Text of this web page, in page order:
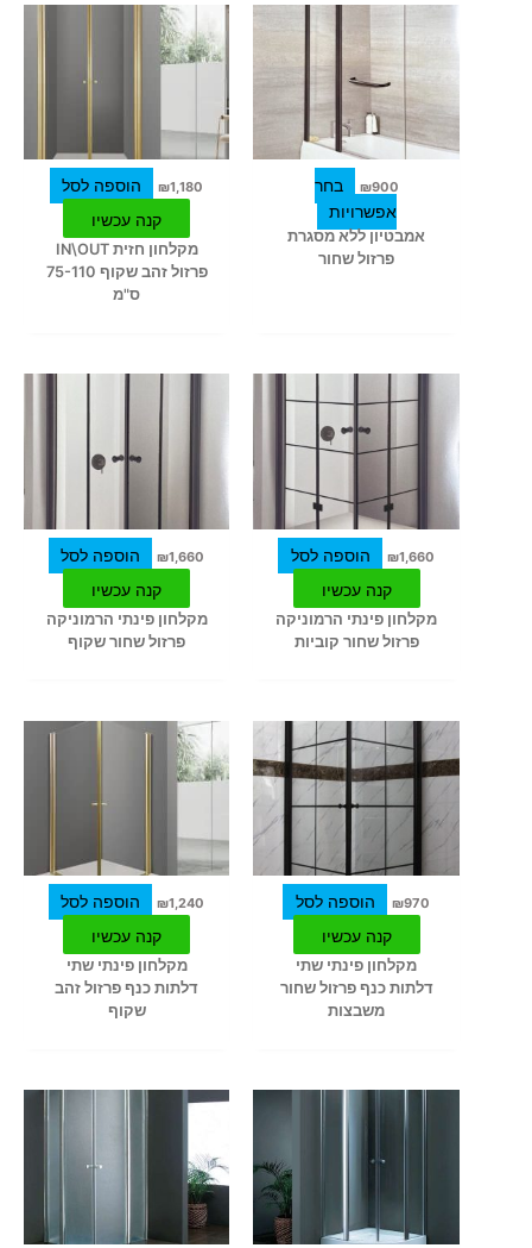
₪900
בחר
אפשרויות
ניתן
לבחור
את
האפשרויות
אמבטיון ללא מסגרת
פרזול שחור
₪1,180
הוספה לסל
קנה עכשיו
מקלחון חזית IN\OUT
פרזול זהב שקוף 75-110
ס"מ
₪1,660
הוספה לסל
קנה עכשיו
מקלחון פינתי הרמוניקה
פרזול שחור קוביות
₪1,660
הוספה לסל
קנה עכשיו
מקלחון פינתי הרמוניקה
פרזול שחור שקוף
₪970
הוספה לסל
קנה עכשיו
מקלחון פינתי שתי
דלתות כנף פרזול שחור
משבצות
₪1,240
הוספה לסל
קנה עכשיו
מקלחון פינתי שתי
דלתות כנף פרזול זהב
שקוף
מספר
סוגים.
ניתן